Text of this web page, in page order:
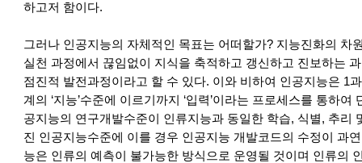
하고저 함이다.
그러나 인공지능의 자체적인 목표는 어떠할가? 지능진화의 차
실천 과정에서 끊임없이 지식을 축적하고 갱신하고 진보하는
점진적 발전과정이라고 할 수 있다. 이와 비하여 인공지능은 1
계의 ‘지능’수준에 이르기까지 ‘입력’이라는 프로세스를 통하
공지능의 연구개발수준이 인류지능과 동일한 학습, 식별, 추리
진 인공지능수준에 이를 경우 인공지능 개발코드의 수정이 과
능은 인류의 예측이 불가능한 방식으로 운영될 것이며 인류의